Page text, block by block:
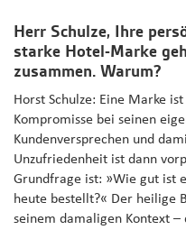
Herr Schulze, Ihre
starke Hotel-Marke
zusammen. Warum?
Horst Schulze: Eine Marke
Kompromisse bei seinen
Kundenversprechen und
Unzufriedenheit ist dann
Grundfrage ist: »Wie gut ist
heute bestellt?« Der heilige
seinem damaligen Kontext